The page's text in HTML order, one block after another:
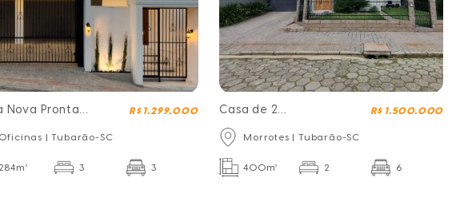
Nova Pronta
Morar
R$ 1.299.000
Oficinas | Tubarão-SC
284m² 3 3
Casa de 2
pavimentos + Kitnets
R$ 1.500.000
Morrotes | Tubarão-SC
400m² 2 6